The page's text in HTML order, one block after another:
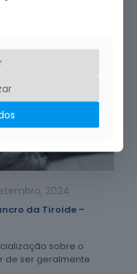
2024
da Tiroide –
sobre o
de ser geralmente